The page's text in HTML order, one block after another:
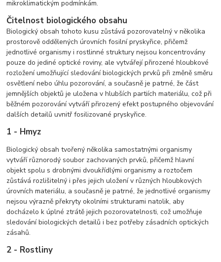
mikroklimatickým podmínkám.
Čitelnost biologického obsahu
Biologický obsah tohoto kusu zůstává pozorovatelný v několika
prostorově oddělených úrovních fosilní pryskyřice, přičemž
jednotlivé organismy i rostlinné struktury nejsou koncentrovány
pouze do jediné optické roviny, ale vytvářejí přirozené hloubkové
rozložení umožňující sledování biologických prvků při změně směru
osvětlení nebo úhlu pozorování, a současně je patrné, že část
jemnějších objektů je uložena v hlubších partiích materiálu, což při
běžném pozorování vytváří přirozený efekt postupného objevování
dalších detailů uvnitř fosilizované pryskyřice.
1 - Hmyz
Biologický obsah tvořený několika samostatnými organismy
vytváří různorodý soubor zachovaných prvků, přičemž hlavní
objekt spolu s drobnými dvoukřídlými organismy a roztočem
zůstává rozlišitelný i přes jejich uložení v různých hloubkových
úrovních materiálu, a současně je patrné, že jednotlivé organismy
nejsou výrazně překryty okolními strukturami natolik, aby
docházelo k úplné ztrátě jejich pozorovatelnosti, což umožňuje
sledování biologických detailů i bez potřeby zásadních optických
zásahů.
2 - Rostliny